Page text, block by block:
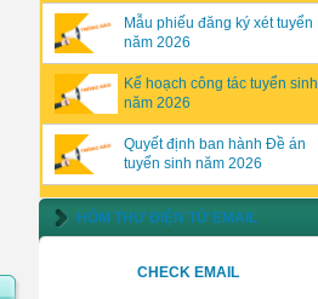
Mẫu phiếu đăng ký xét tuyển
năm 2026
Kế hoạch công tác tuyển sinh
năm 2026
Quyết định ban hành Đề án
tuyển sinh năm 2026
HÒM THƯ ĐIỆN TỬ EMAIL
CHECK EMAIL